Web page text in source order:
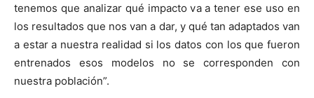
tenemos que analizar qué impacto va a tener ese uso en
los resultados que nos van a dar, y qué tan adaptados van
a estar a nuestra realidad si los datos con los que fueron
entrenados esos modelos no se corresponden con
nuestra población”.